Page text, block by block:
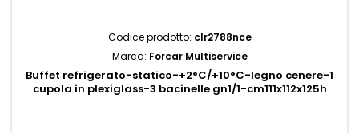
Codice prodotto: clr2788nce
Marca: Forcar Multiservice
Buffet refrigerato-statico-+2°C/+10°C-legno cenere-1
cupola in plexiglass-3 bacinelle gn1/1-cm111x112x125h